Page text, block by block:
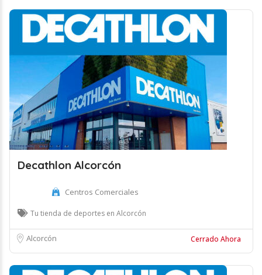
Decathlon Alcorcón
Centros Comerciales
Tu tienda de deportes en Alcorcón
Alcorcón Cerrado Ahora